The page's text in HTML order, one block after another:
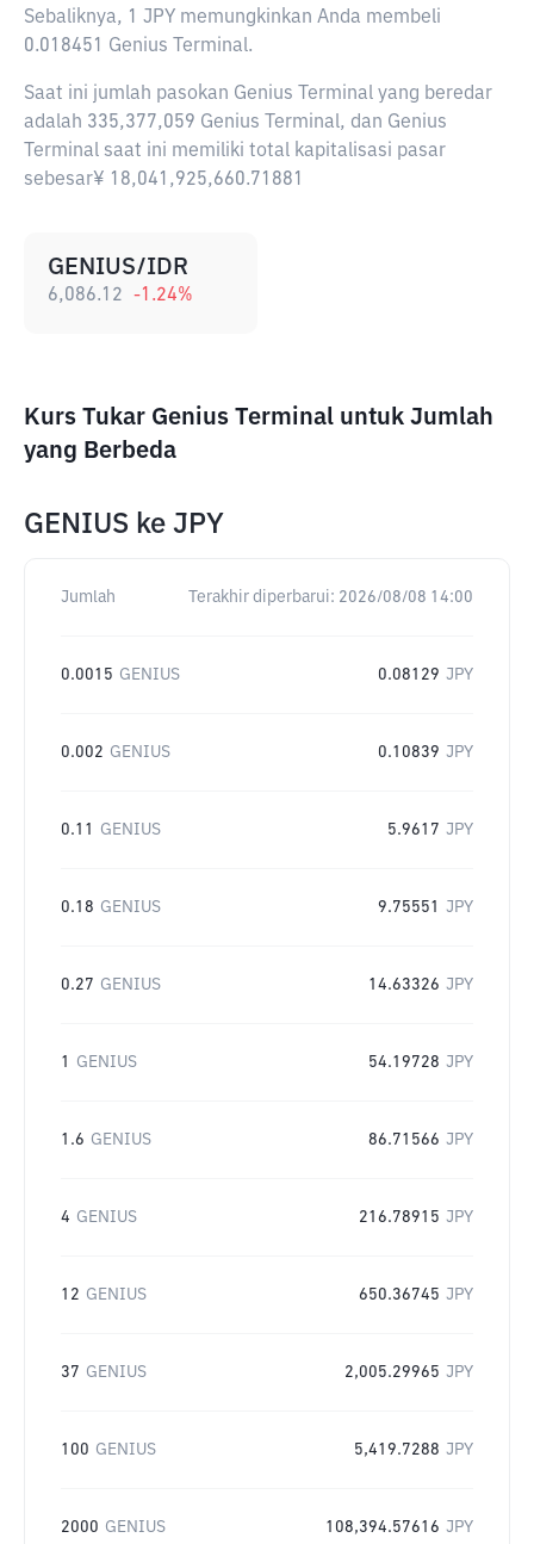
Sebaliknya, 1 JPY memungkinkan Anda membeli
0.018451 Genius Terminal.
Saat ini jumlah pasokan Genius Terminal yang beredar
adalah 335,377,059 Genius Terminal, dan Genius
Terminal saat ini memiliki total kapitalisasi pasar
sebesar¥ 18,041,925,660.71881
GENIUS/IDR
6,086.12 -1.24%
Kurs Tukar Genius Terminal untuk Jumlah
yang Berbeda
GENIUS ke JPY
Jumlah Terakhir diperbarui: 2026/08/08 14:00
0.0015 GENIUS 0.08129 JPY
0.002 GENIUS 0.10839 JPY
0.11 GENIUS 5.9617 JPY
0.18 GENIUS 9.75551 JPY
0.27 GENIUS 14.63326 JPY
1 GENIUS 54.19728 JPY
1.6 GENIUS 86.71566 JPY
4 GENIUS 216.78915 JPY
12 GENIUS 650.36745 JPY
37 GENIUS 2,005.29965 JPY
100 GENIUS 5,419.7288 JPY
2000 GENIUS 108,394.57616 JPY